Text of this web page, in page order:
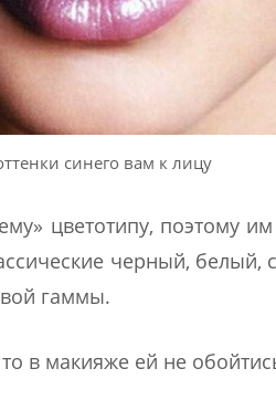
синего вам к лицу
цветотипу, поэтому
черный, белый,
гаммы.
в макияже ей не